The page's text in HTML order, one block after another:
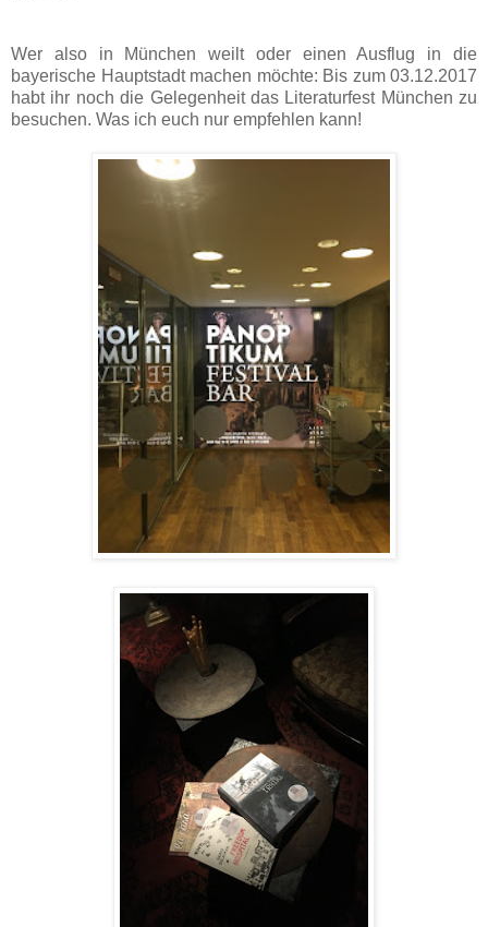
Wer also in München weilt oder einen Ausflug in die
bayerische Hauptstadt machen möchte: Bis zum 03.12.2017
habt ihr noch die Gelegenheit das Literaturfest München zu
besuchen. Was ich euch nur empfehlen kann!